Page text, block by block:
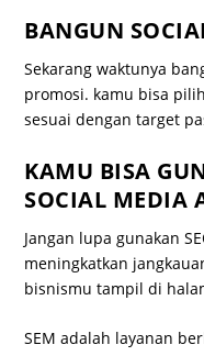
BANGUN
Sekarang waktunya
promosi. kamu bisa
sesuai dengan target
KAMU BISA
SOCIAL MEDIA
Jangan lupa gunakan
meningkatkan
bisnismu tampil di
SEM adalah layanan